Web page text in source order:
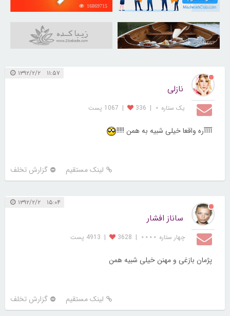
21729805
16869715
31041667
۱۱:۵۷ ۱۳۹۲/۲/۲
نازلی
یک ستاره ⋆ |
336
| 1067 پست
آآآآره واقعا خیلی شبیه به همن !!!!!
لینک مستقیم گزارش تخلف
۱۵:۰۴ ۱۳۹۲/۲/۲
ساناز افشار
چهار ستاره ⋆⋆⋆⋆ |
3628
| 4913 پست
پژمان بازغی و مهنن خیلی شبیه همن
لینک مستقیم گزارش تخلف